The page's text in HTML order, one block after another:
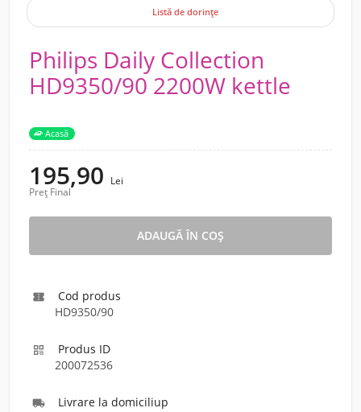
Listă de dorințe
Philips Daily Collection
HD9350/90 2200W kettle
Acasă
195,90 Lei
Preț Final

Cod produs
HD9350/90

Produs ID
200072536
 Livrare la domiciliup